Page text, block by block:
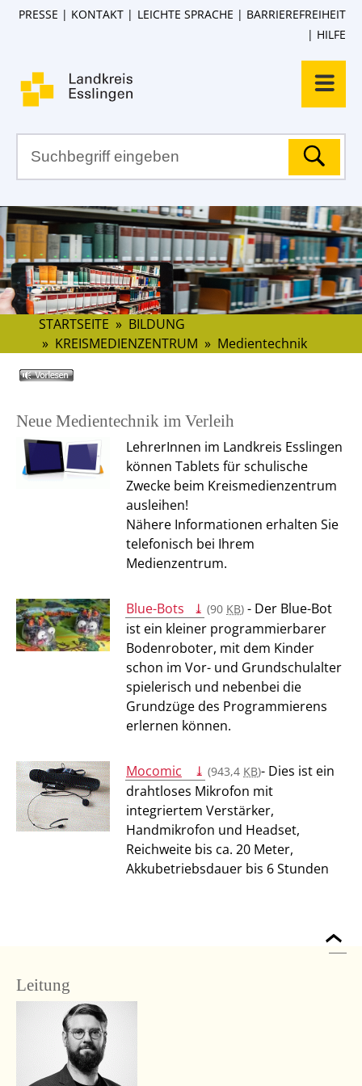
PRESSE KONTAKT LEICHTE SPRACHE
BARRIEREFREIHEIT
HILFE
STARTSEITE » BILDUNG
» KREISMEDIENZENTRUM » Medientechnik
Neue Medientechnik im Verleih
LehrerInnen im Landkreis Esslingen
können Tablets für schulische
Zwecke beim Kreismedienzentrum
ausleihen!
Nähere Informationen erhalten Sie
telefonisch bei Ihrem
Medienzentrum.
Blue-Bots (90 KB) - Der Blue-Bot
ist ein kleiner programmierbarer
Bodenroboter, mit dem Kinder
schon im Vor- und Grundschulalter
spielerisch und nebenbei die
Grundzüge des Programmierens
erlernen können.
Mocomic (943,4 KB)- Dies ist ein
drahtloses Mikrofon mit
integriertem Verstärker,
Handmikrofon und Headset,
Reichweite bis ca. 20 Meter,
Akkubetriebsdauer bis 6 Stunden
Leitung